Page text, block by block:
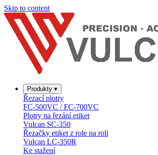
Skip to content
Produkty ▾
Řezací plotry
FC-500VC / FC-700VC
Plotry na řezání etiket
Vulcan SC-350
Řezačky etiket z role na roli
Vulcan LC-350R
Ke stažení